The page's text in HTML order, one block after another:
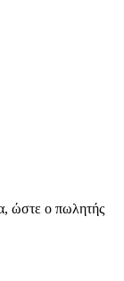
ώστε ο πωλητής